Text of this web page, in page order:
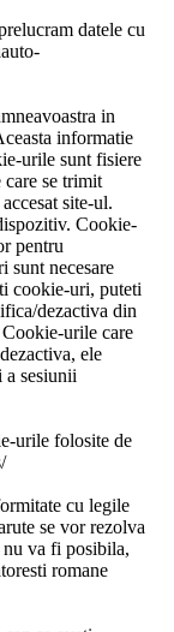
datele cu
in
informatie
urile sunt fisiere
se trimit
site-ul.
Cookie-
pentru
sunt necesare
cookie-uri, puteti
dezactiva din
urile care
ele
a sesiunii
urile folosite de
cu legile
se vor rezolva
nu va fi posibila,
romane